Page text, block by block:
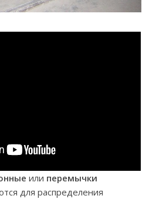
или перемычки
для распределения